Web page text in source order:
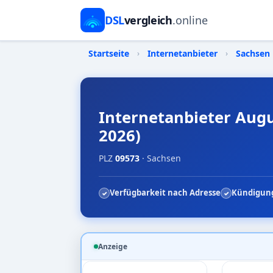
DSLvergleich.online
Startseite › Internetanbieter › Sachsen
Internetanbieter
2026)
PLZ 09573 · Sachsen
Verfügbarkeit nach Adresse
Anzeige